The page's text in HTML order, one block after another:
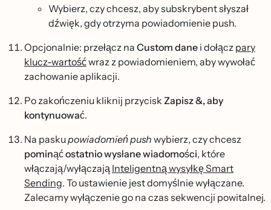
Wybierz, czy chcesz, aby subskrybent słyszał
dźwięk, gdy otrzyma powiadomienie push.
Opcjonalnie: przełącz na Custom dane i dołącz pary
klucz-wartośćwraz z powiadomieniem, aby wywołać
zachowanie aplikacji.
Po zakończeniu kliknij przycisk Zapisz &, aby
kontynuować.
Na paskupowiadomień push wybierz, czy chcesz
pominąć ostatnio wysłane wiadomości, które
włączają/wyłączają Inteligentną wysyłkę Smart
Sending. To ustawienie jest domyślnie wyłączane.
Zalecamy wyłączenie go na czas sekwencji powitalnej.